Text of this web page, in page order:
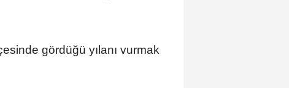
gördüğü yılanı vurmak